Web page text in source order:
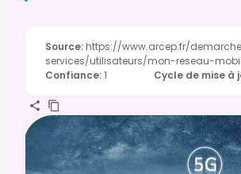
Source: https://www.arcep.fr/
services/utilisateurs/mon-reseau-
Confiance:1 Cycle de mise à